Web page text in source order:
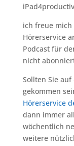
ich freue mich
Hörerservice
Podcast für
nicht
Sollten Sie
gekommen
Hörerservice
dann immer
wöchentlich
weitere